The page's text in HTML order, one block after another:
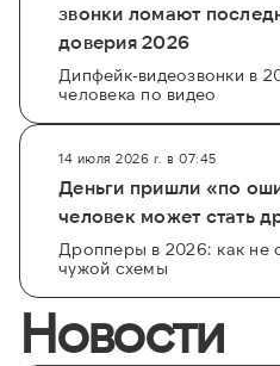
звонки ломают
доверия 2026
Дипфейк-видеозвонки в
человека по видео
14 июля 2026 г. в 07:45
Деньги пришли «по
человек может стать
Дропперы в 2026: как не
чужой схемы
Новости